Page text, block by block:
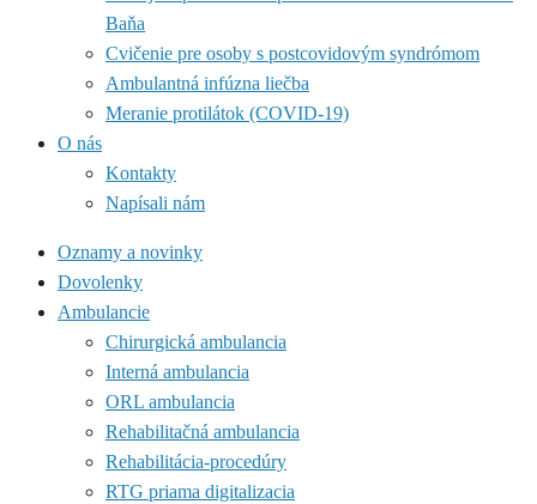
Baňa
Cvičenie pre osoby s postcovidovým syndrómom
Ambulantná infúzna liečba
Meranie protilátok (COVID-19)
O nás
Kontakty
Napísali nám
Oznamy a novinky
Dovolenky
Ambulancie
Chirurgická ambulancia
Interná ambulancia
ORL ambulancia
Rehabilitačná ambulancia
Rehabilitácia-procedúry
RTG priama digitalizacia